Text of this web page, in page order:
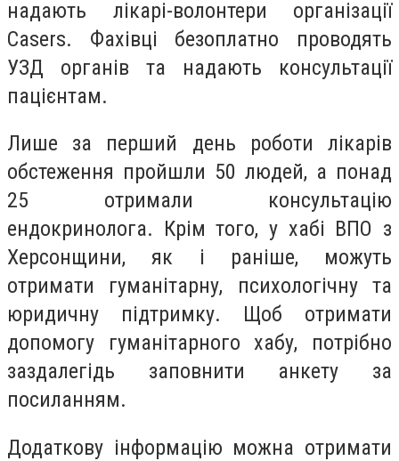
надають лікарі-волонтери організації
Casers. Фахівці безоплатно проводять
УЗД органів та надають консультації
пацієнтам.
Лише за перший день роботи лікарів
обстеження пройшли 50 людей, а понад
25 отримали консультацію
ендокринолога. Крім того, у хабі ВПО з
Херсонщини, як і раніше, можуть
отримати гуманітарну, психологічну та
юридичну підтримку. Щоб отримати
допомогу гуманітарного хабу, потрібно
заздалегідь заповнити анкету за
посиланням.
Додаткову інформацію можна отримати